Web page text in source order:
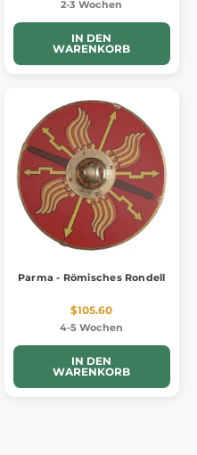
2-3 Wochen
IN DEN
WARENKORB
Parma - Römisches Rondell
$105.60
4-5 Wochen
IN DEN
WARENKORB